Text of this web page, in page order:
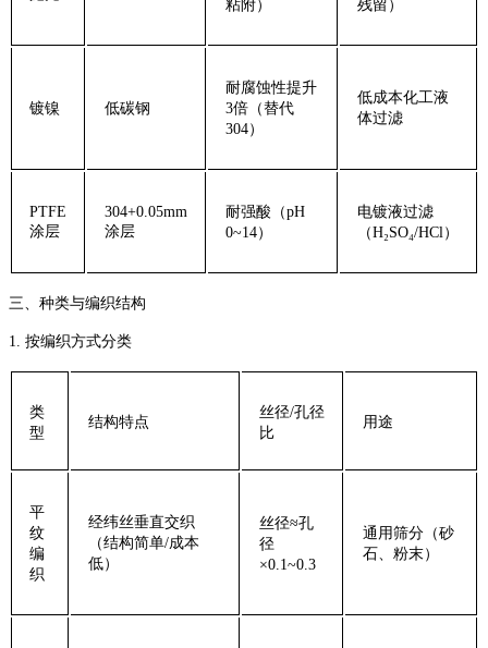
粘附） 残留）
‌镀镍‌ 低碳钢
耐腐蚀性提升
3倍（替代
304）
低成本化工液
体过滤
‌PTFE
涂层‌
304+0.05mm
涂层
耐强酸（pH
0~14）
电镀液过滤
（H₂SO₄/HCl）
‌三、种类与编织结构‌
‌1. 按编织方式分类‌
‌类
型‌
‌结构特点‌
‌丝径/孔径
比‌
‌用途‌
‌平
纹
编
织‌
经纬丝垂直交织
（结构简单/成本
低）
丝径≈孔
径
×0.1~0.3
通用筛分（砂
石、粉末）